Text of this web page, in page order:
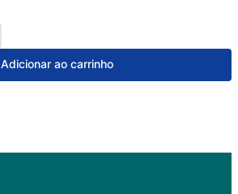
Adicionar ao carrinho